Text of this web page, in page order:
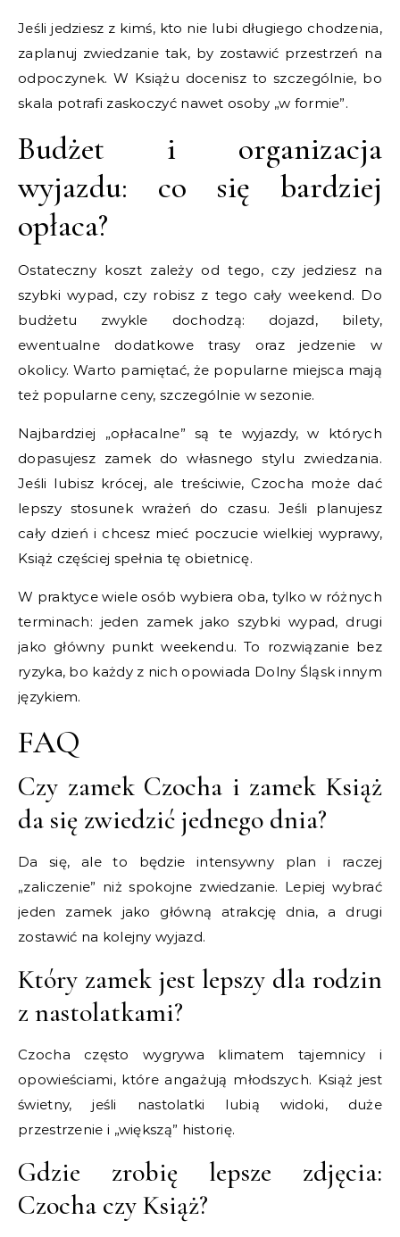
Jeśli jedziesz z kimś, kto nie lubi długiego chodzenia,
zaplanuj zwiedzanie tak, by zostawić przestrzeń na
odpoczynek. W Książu docenisz to szczególnie, bo
skala potrafi zaskoczyć nawet osoby „w formie”.
Budżet i organizacja
wyjazdu: co się bardziej
opłaca?
Ostateczny koszt zależy od tego, czy jedziesz na
szybki wypad, czy robisz z tego cały weekend. Do
budżetu zwykle dochodzą: dojazd, bilety,
ewentualne dodatkowe trasy oraz jedzenie w
okolicy. Warto pamiętać, że popularne miejsca mają
też popularne ceny, szczególnie w sezonie.
Najbardziej „opłacalne” są te wyjazdy, w których
dopasujesz zamek do własnego stylu zwiedzania.
Jeśli lubisz krócej, ale treściwie, Czocha może dać
lepszy stosunek wrażeń do czasu. Jeśli planujesz
cały dzień i chcesz mieć poczucie wielkiej wyprawy,
Książ częściej spełnia tę obietnicę.
W praktyce wiele osób wybiera oba, tylko w różnych
terminach: jeden zamek jako szybki wypad, drugi
jako główny punkt weekendu. To rozwiązanie bez
ryzyka, bo każdy z nich opowiada Dolny Śląsk innym
językiem.
FAQ
Czy zamek Czocha i zamek Książ
da się zwiedzić jednego dnia?
Da się, ale to będzie intensywny plan i raczej
„zaliczenie” niż spokojne zwiedzanie. Lepiej wybrać
jeden zamek jako główną atrakcję dnia, a drugi
zostawić na kolejny wyjazd.
Który zamek jest lepszy dla rodzin
z nastolatkami?
Czocha często wygrywa klimatem tajemnicy i
opowieściami, które angażują młodszych. Książ jest
świetny, jeśli nastolatki lubią widoki, duże
przestrzenie i „większą” historię.
Gdzie zrobię lepsze zdjęcia:
Czocha czy Książ?